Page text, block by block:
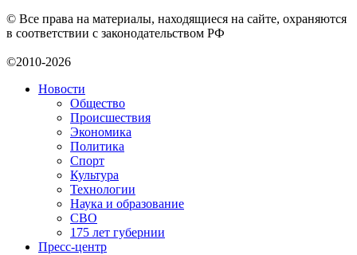
© Все права на материалы, находящиеся на сайте, охраняются
в соответствии с законодательством РФ
©2010-2026
Новости
Общество
Происшествия
Экономика
Политика
Спорт
Культура
Технологии
Наука и образование
СВО
175 лет губернии
Пресс-центр